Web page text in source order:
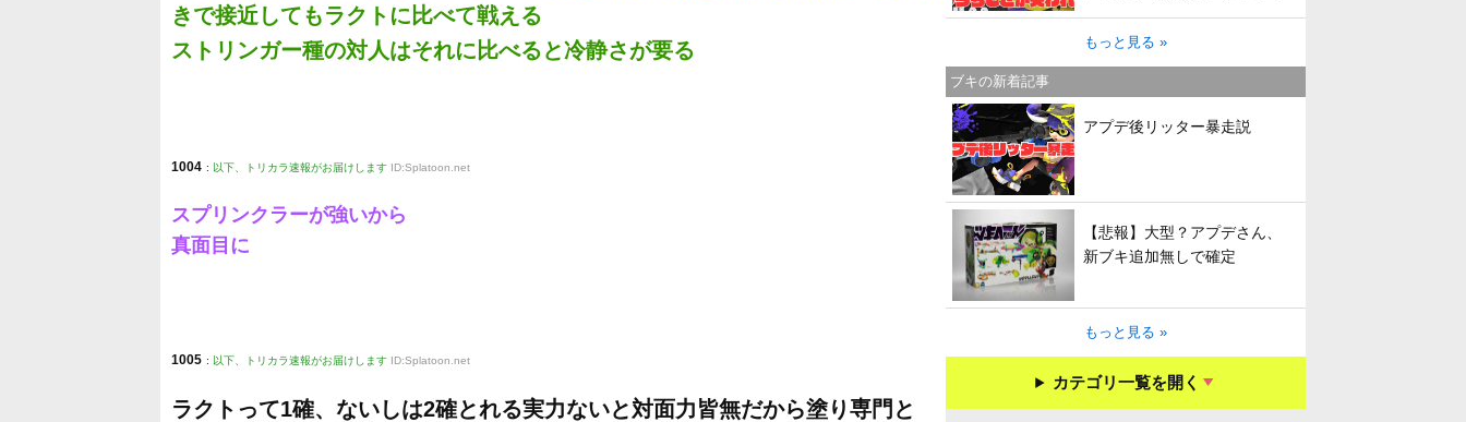
きで接近してもラクトに比べて戦える
ストリンガー種の対人はそれに比べると冷静さが要る
1004 : 以下、トリカラ速報がお届けします ID:Splatoon.net
スプリンクラーが強いから
真面目に
1005 : 以下、トリカラ速報がお届けします ID:Splatoon.net
ラクトって1確、ないしは2確とれる実力ないと対面力皆無だから塗り専門と
らしさ”は失われてしまうのか
もっと見る »
ブキの新着記事
アプデ後リッター暴走説
【悲報】大型？アプデさん、
新ブキ追加無しで確定
もっと見る »
カテゴリ一覧を開く